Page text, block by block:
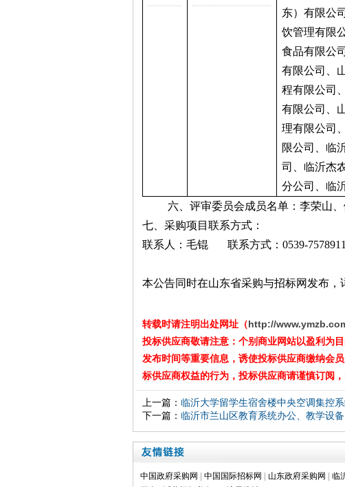
东）有限公
饮管理有限
食品有限公
有限公司、
程有限公司
有限公司、
理有限公司
限公司、临
司、临沂杰
分公司、临
六、评审委员会成员名单：李荣山
七、采购项目联系方式：
联系人：毛锟
联系方式： 0539-7578911
本公告同时在山东省采购与招标网发布，
转载时请注明出处网址（http://
投标供应商敬请注意：个别商业网站以盈利为
发布时间等重要信息，诱使投标供应商缴纳会
标供应商权益的行为，投标供应商请谨慎订阅
上一篇： 临沂大学留学生宿舍楼中央空调集控
下一篇： 临沂市兰山区教育系统办公、教学设
中国政府采购网 中国国际招标网 山东政府采购网 临